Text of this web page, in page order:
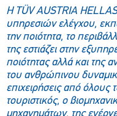
H TÜV AUSTRIA
υπηρεσιών ελέγχου,
την ποιότητα, το
της εστιάζει στην
ποιότητας αλλά και της
του ανθρώπινου
επιχειρήσεις από όλους
τουριστικός, ο